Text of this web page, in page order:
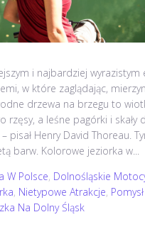
i najbardziej wyrazistym
w które zaglądając,
drzewa na brzegu to
rzęsy, a leśne pagórki i skały
pisał Henry David Thoreau.
barw. Kolorowe jeziorka w...
W Polsce, Dolnośląskie
, Nietypowe Atrakcje,
Na Dolny Śląsk